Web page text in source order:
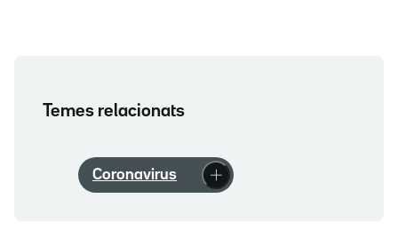
Temes relacionats
Coronavirus